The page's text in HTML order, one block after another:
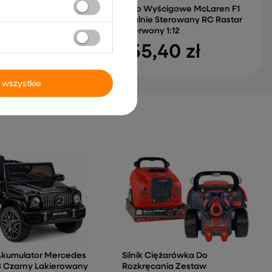
Sześcian Uczę Się
Auto Wyścigowe McLaren F1
Zdalnie Sterowany RC Rastar
Czerwony 1:12
155,40 zł
Mercedes
Czarny Lakierowany
Silnik Ciężarówka Do
Rozkręcania Zestaw